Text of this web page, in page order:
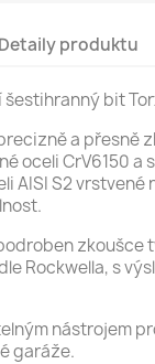
Detaily produktu
šestihranný bit
a přesně
oceli CrV6150 a
AISI S2 vrstvené
zkoušce
Rockwella, s
nástrojem
garáže.